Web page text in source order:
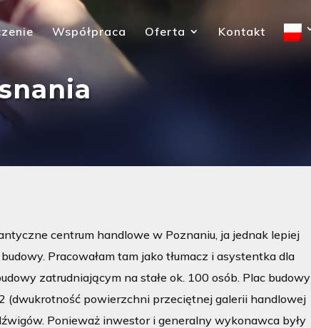
Współpraca Oferta Kontakt
centrum handlowe w Poznaniu, ja jednak lepiej
Pracowałam tam jako tłumacz i asystentka dla
zatrudniającym na stałe ok. 100 osób. Plac budowy
(dwukrotność powierzchni przeciętnej galerii handlowej
Ponieważ inwestor i generalny wykonawca były